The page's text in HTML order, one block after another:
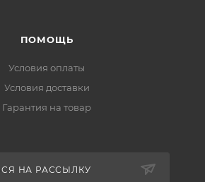
ПОМОЩЬ
Условия оплаты
Условия доставки
Гарантия на товар
НА РАССЫЛКУ